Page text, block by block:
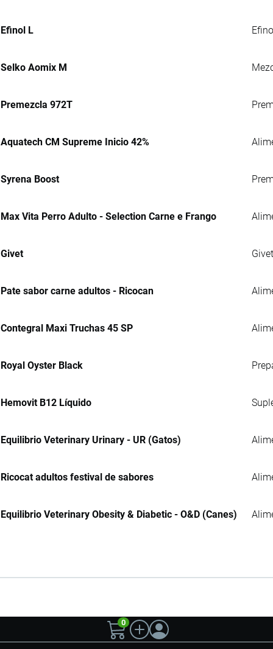
Efinol L
Selko Aomix M
Premezcla 972T
Aquatech CM Supreme Inicio 42%
Syrena Boost
Max Vita Perro Adulto - Selection Carne e Frango
Givet
Pate sabor carne adultos - Ricocan
Contegral Maxi Truchas 45 SP
Royal Oyster Black
Hemovit B12 Líquido
Equilibrio Veterinary Urinary - UR (Gatos)
Ricocat adultos festival de sabores
Equilibrio Veterinary Obesity & Diabetic - O&D (Canes)
0